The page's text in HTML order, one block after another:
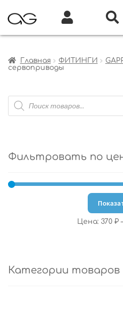
Главная ФИТИНГИ
сервоприводы
Поиск
товаров
Фильтровать по
Цена: 370 ₽
Категории товаров